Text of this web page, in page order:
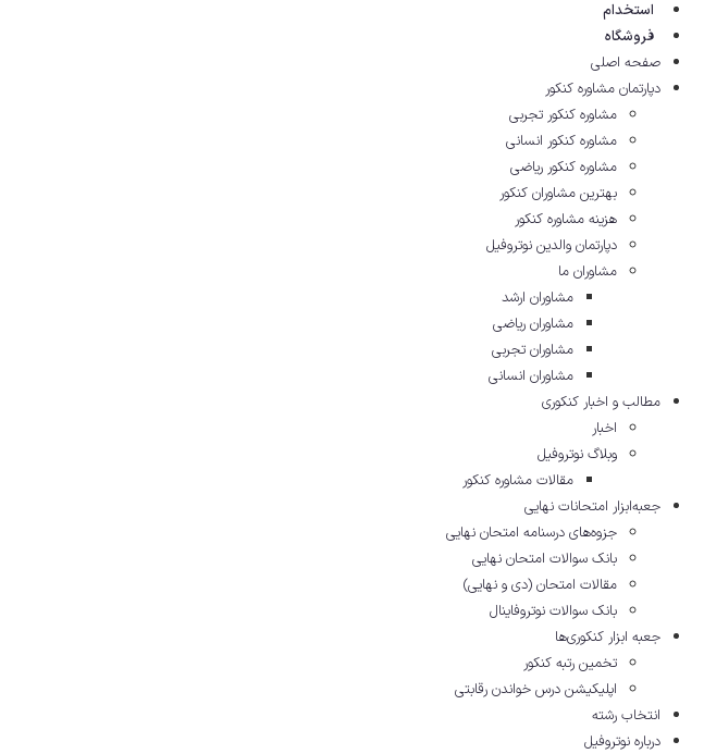
استخدام
فروشگاه
صفحه اصلی
دپارتمان مشاوره کنکور
مشاوره کنکور تجربی
مشاوره کنکور انسانی
مشاوره کنکور ریاضی
بهترین مشاوران کنکور
هزینه مشاوره کنکور
دپارتمان والدین نوتروفیل
مشاوران ما
مشاوران ارشد
مشاوران ریاضی
مشاوران تجربی
مشاوران انسانی
مطالب و اخبار کنکوری
اخبار
وبلاگ نوتروفیل
مقالات مشاوره‌ کنکور
جعبه‌ابزار امتحانات نهایی
جزوه‌های درسنامه امتحان نهایی
بانک سوالات امتحان نهایی
مقالات امتحان (دی و نهایی)
بانک سوالات نوتروفاینال
جعبه ابزار کنکوری‌ها
تخمین رتبه کنکور
اپلیکیشن درس خواندن رقابتی
انتخاب رشته
درباره نوتروفیل